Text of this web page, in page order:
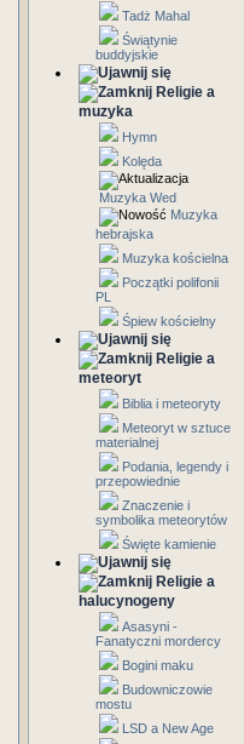
Tadż Mahal
Świątynie
buddyjskie
Religie a
muzyka
Hymn
Kolęda
Muzyka Wed
Muzyka
hebrajska
Muzyka kościelna
Początki polifonii
PL
Śpiew kościelny
Religie a
meteoryt
Biblia i meteoryty
Meteoryt w sztuce
materialnej
Podania, legendy i
przepowiednie
Znaczenie i
symbolika meteorytów
Święte kamienie
Religie a
halucynogeny
Asasyni -
Fanatyczni mordercy
Bogini maku
Budowniczowie
mostu
LSD a New Age